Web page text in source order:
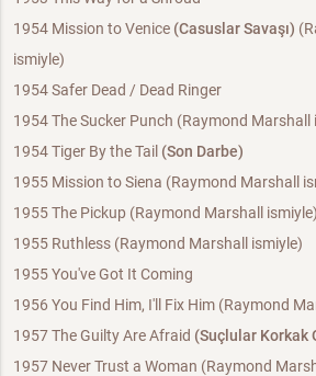
1954 Mission to Venice (Casuslar Savaşı)
ismiyle)
1954 Safer Dead / Dead Ringer
1954 The Sucker Punch (Raymond Marshall
1954 Tiger By the Tail (Son Darbe)
1955 Mission to Siena (Raymond Marshall
1955 The Pickup (Raymond Marshall ismiyle)
1955 Ruthless (Raymond Marshall ismiyle)
1955 You've Got It Coming
1956 You Find Him, I'll Fix Him (Raymond
1957 The Guilty Are Afraid (Suçlular Korkak
1957 Never Trust a Woman (Raymond